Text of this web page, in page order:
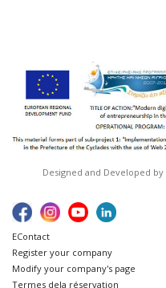
Designed and Developed by
ΕContact
Register your company
Modify your company's page
Termes dela réservation